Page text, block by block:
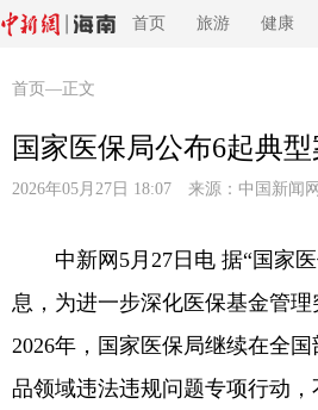
首页 旅游 健康
首页 —正文
国家医保局公布6起典型
2026年05月27日 18:07 来源： 中国新闻网
中新网5月27日电 据“国家医
息，为进一步深化医保基金管理
2026年，国家医保局继续在全
品领域违法违规问题专项行动